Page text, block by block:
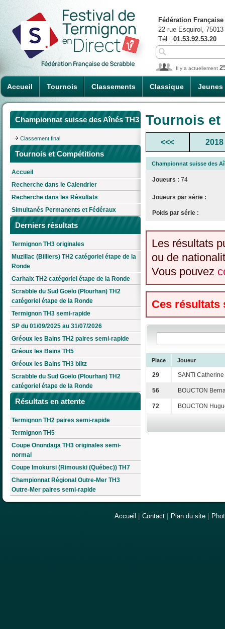
Accueil Tournois Classements Classique Jeunes
Fédération
22 rue Esquirol,
Tél : 01.53.92.53.20
Il y a actuellement
Championnat suisse des Aînés TH3
Classement final
Tournois et Compétitions
Accueil
Recherche dans le Calendrier
Recherche dans les Résultats
Simultanés Permanents et Fédéraux
Derniers résultats
Termignon TH3 originales
Muzillac (Billiers) TH2 catégoriel étape de la
Ronde
Carhaix TH2 catégoriel étape de la Ronde
Scrabble du Sud Goëlo (Plourhan) TH2
catégoriel étape de la Ronde
Termignon TH3 semi-rapide
SP du 01/09/2025 au 31/07/2026
Gréoux les Bains TH2 paires semi-rapide
Gréoux les Bains TH5
Gréoux les Bains TH3 blitz
Scrabble du Sud Goëlo (Plourhan) TH2
catégoriel étape de la Ronde
Résultats en attente
Termignon TH2 paires semi-rapide
Termignon TH5
Coupe Onondaga TH3 originales semi-
normal
Coupe Imokursi (Rimouski (Québec)) TH7
Championnat Régional Outre-Mer TH3
Outre-Mer paires semi-rapide
Tournois
<<< 2018
Championnat suisse des
Joueurs : 74
Joueurs par série :
Poids par série :
Les résultats
ou de
Vous pouvez
Ces résultats
Place Joueur
29 SANTI Catherine
56 BOUCTON
72 BOUCTON
Accueil Contact Plan du site